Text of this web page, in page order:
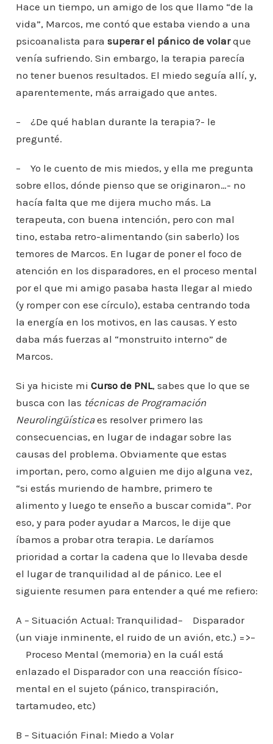
Hace un tiempo, un amigo de los que llamo “de la
vida”, Marcos, me contó que estaba viendo a una
psicoanalista para superar el pánico de volarque
venía sufriendo. Sin embargo, la terapia parecía
no tener buenos resultados. El miedo seguía allí, y,
aparentemente, más arraigado que antes.
– ¿De qué hablan durante la terapia?- le
pregunté.
– Yo le cuento de mis miedos, y ella me pregunta
sobre ellos, dónde pienso que se originaron…- no
hacía falta que me dijera mucho más. La
terapeuta, con buena intención, pero con mal
tino, estaba retro-alimentando (sin saberlo) los
temores de Marcos. En lugar de poner el foco de
atención en los disparadores, en el proceso mental
por el que mi amigo pasaba hasta llegar al miedo
(y romper con ese círculo), estaba centrando toda
la energía en los motivos, en las causas. Y esto
daba más fuerzas al “monstruito interno” de
Marcos.
Si ya hiciste mi Curso de PNL, sabes que lo que se
busca con las técnicas de Programación
Neurolingüísticaes resolver primero las
consecuencias, en lugar de indagar sobre las
causas del problema. Obviamente que estas
importan, pero, como alguien me dijo alguna vez,
“si estás muriendo de hambre, primero te
alimento y luego te enseño a buscar comida”. Por
eso, y para poder ayudar a Marcos, le dije que
íbamos a probar otra terapia. Le daríamos
prioridad a cortar la cadena que lo llevaba desde
el lugar de tranquilidad al de pánico. Lee el
siguiente resumen para entender a qué me refiero:
A – Situación Actual: Tranquilidad– Disparador
(un viaje inminente, el ruido de un avión, etc.) =>–
Proceso Mental (memoria) en la cuál está
enlazado el Disparador con una reacción físico-
mental en el sujeto (pánico, transpiración,
tartamudeo, etc)
B – Situación Final: Miedo a Volar